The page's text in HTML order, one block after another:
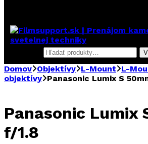
Domov Objektívy L-Mount
L-
objektívy Panasonic Lumix S
Panasonic Lumix
f/1.8